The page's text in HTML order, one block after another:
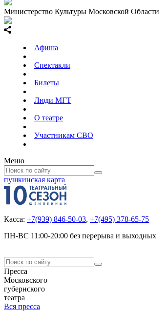
Министерство Культуры Московской Области
Афиша
Спектакли
Билеты
Люди МГТ
О театре
Участникам СВО
Меню
пушкинская карта
Касса: +7(939) 846-50-03, +7(495) 378-65-75
ПН-ВС 11:00-20:00 без перерыва и выходных
Пресса
Московского
губернского
театра
Вся пресса